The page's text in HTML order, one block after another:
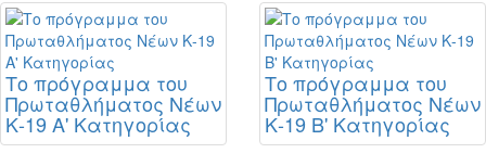
Το πρόγραμμα του
Πρωταθλήματος Νέων
Κ-19 Α' Κατηγορίας
Το πρόγραμμα του
Πρωταθλήματος Νέων
Κ-19 Β' Κατηγορίας